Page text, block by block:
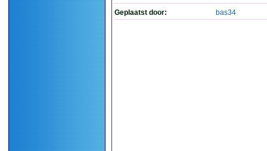
Geplaatst door: bas34